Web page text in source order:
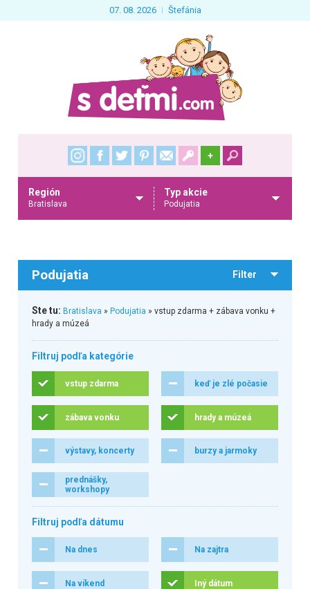
07. 08. 2026 Štefánia
+
Región
Bratislava
Typ akcie
Podujatia
Podujatia Filter
Ste tu: Bratislava » Podujatia » vstup zdarma + zábava vonku +
hrady a múzeá
Filtruj podľa kategórie
vstup zdarma keď je zlé počasie
zábava vonku hrady a múzeá
výstavy, koncerty burzy a jarmoky
prednášky,
workshopy
Filtruj podľa dátumu
Na dnes Na zajtra
Na víkend Iný dátum